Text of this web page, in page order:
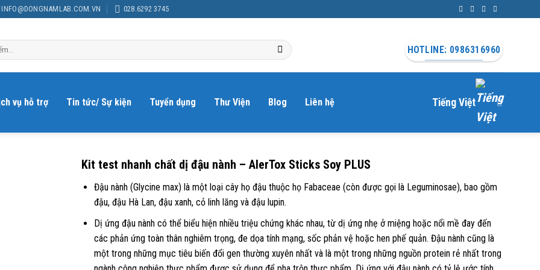
INFO@DONGNAMLAB.COM.VN 028.6292 3745
HOTLINE: 0986316960
vụ hỗ trợ Tin tức/ Sự kiện Tuyển dụng Thư Viện Blog Liên hệ Tiếng Việt
Kit test nhanh chất dị đậu nành – AlerTox Sticks Soy PLUS
Đậu nành (Glycine max) là một loại cây họ đậu thuộc họ Fabaceae (còn được gọi là Leguminosae), bao gồm
đậu, đậu Hà Lan, đậu xanh, cỏ linh lăng và đậu lupin.
Dị ứng đậu nành có thể biểu hiện nhiều triệu chứng khác nhau, từ dị ứng nhẹ ở miệng hoặc nổi mề đay đến
các phản ứng toàn thân nghiêm trọng, đe dọa tính mạng, sốc phản vệ hoặc hen phế quản. Đậu nành cũng là
một trong những mục tiêu biến đổi gen thường xuyên nhất và là một trong những nguồn protein rẻ nhất trong